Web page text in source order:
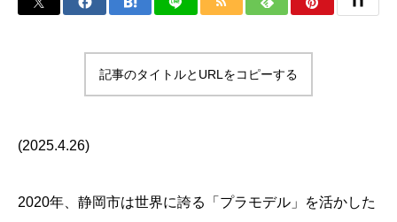
記事のタイトルとURLをコピーする
(2025.4.26)
2020年、静岡市は世界に誇る「プラモデル」を活かした